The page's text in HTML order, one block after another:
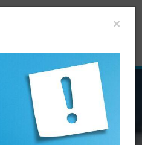
×